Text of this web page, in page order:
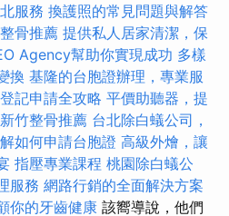
服務 換護照的常見問題與解答
骨推薦 提供私人居家清潔，保
Agency幫助你實現成功 多樣
換 基隆的台胞證辦理，專業服
記申請全攻略 平價助聽器，提
新竹整骨推薦 台北除白蟻公司，
如何申請台胞證 高級外燴，讓
指壓專業課程 桃園除白蟻公
服務 網路行銷的全面解決方案
你的牙齒健康 該嚮導說，他們